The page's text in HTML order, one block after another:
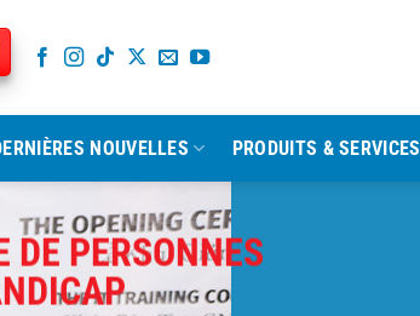
NOUVELLES PRODUITS & SERVICES
DE PERSONNES